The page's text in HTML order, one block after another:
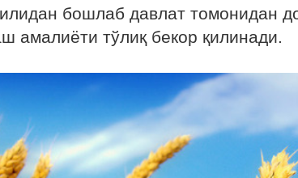
бошлаб давлат томонидан
амалиёти тўлиқ бекор қилинади.